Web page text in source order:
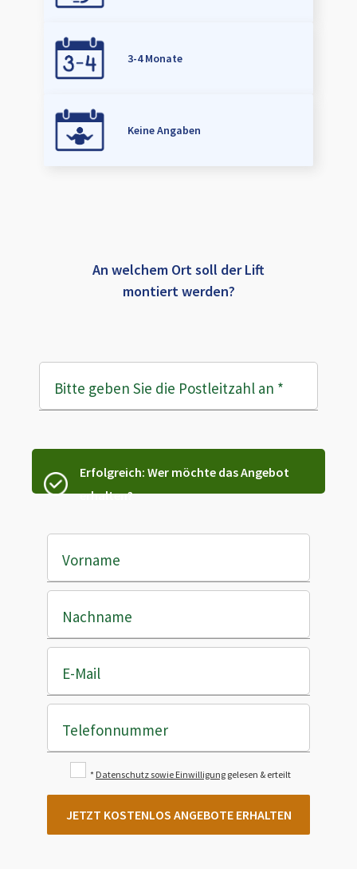
3-4 Monate
Keine Angaben
An welchem Ort soll der Lift
montiert werden?
Bitte geben Sie die Postleitzahl an *
Erfolgreich: Wer möchte das Angebot
erhalten?
Vorname
Nachname
E-Mail
Telefonnummer
* Datenschutz sowie Einwilligung gelesen & erteilt
JETZT KOSTENLOS ANGEBOTE ERHALTEN